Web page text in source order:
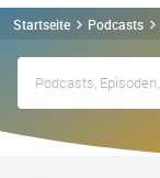
Startseite Podcasts